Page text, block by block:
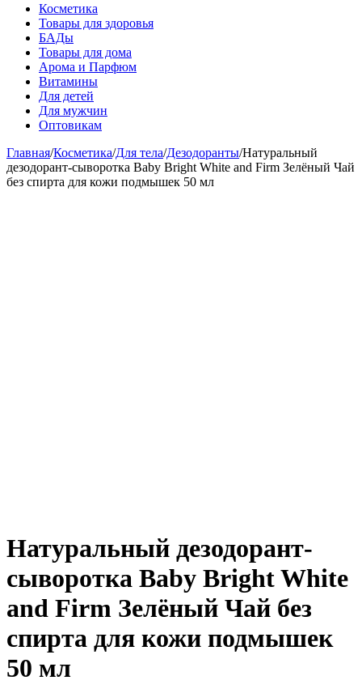
Косметика
Товары для здоровья
БАДы
Товары для дома
Арома и Парфюм
Витамины
Для детей
Для мужчин
Оптовикам
Главная/Косметика/Для тела/Дезодоранты/Натуральный
дезодорант-сыворотка Baby Bright White and Firm Зелёный Чай
без спирта для кожи подмышек 50 мл
Натуральный дезодорант-
сыворотка Baby Bright White
and Firm Зелёный Чай без
спирта для кожи подмышек
50 мл